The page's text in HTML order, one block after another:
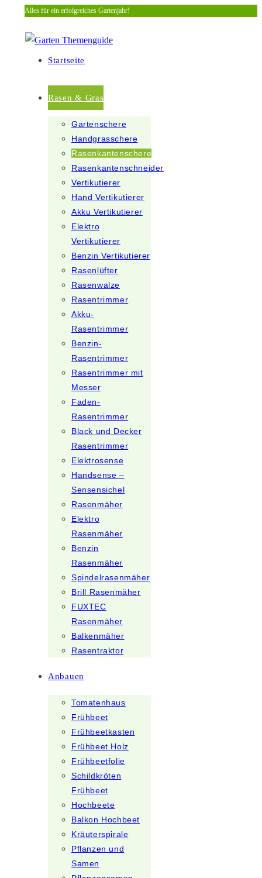
Zum
springen
Alles für ein erfolgreiches Gartenjahr!
Startseite
Rasen & Gras
Gartenschere
Handgrasschere
Rasenkantenschere
Rasenkantenschneider
Vertikutierer
Hand Vertikutierer
Akku Vertikutierer
Elektro
Vertikutierer
Benzin Vertikutierer
Rasenlüfter
Rasenwalze
Rasentrimmer
Akku-
Rasentrimmer
Benzin-
Rasentrimmer
Rasentrimmer mit
Messer
Faden-
Rasentrimmer
Black und Decker
Rasentrimmer
Elektrosense
Handsense –
Sensensichel
Rasenmäher
Elektro
Rasenmäher
Benzin
Rasenmäher
Spindelrasenmäher
Brill Rasenmäher
FUXTEC
Rasenmäher
Balkenmäher
Rasentraktor
Anbauen
Tomatenhaus
Frühbeet
Frühbeetkasten
Frühbeet Holz
Frühbeetfolie
Schildkröten
Frühbeet
Hochbeete
Balkon Hochbeet
Kräuterspirale
Pflanzen und
Samen